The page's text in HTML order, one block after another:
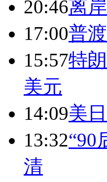
20:46离
17:00普
15:57特
美元
14:09美
13:32“90
清